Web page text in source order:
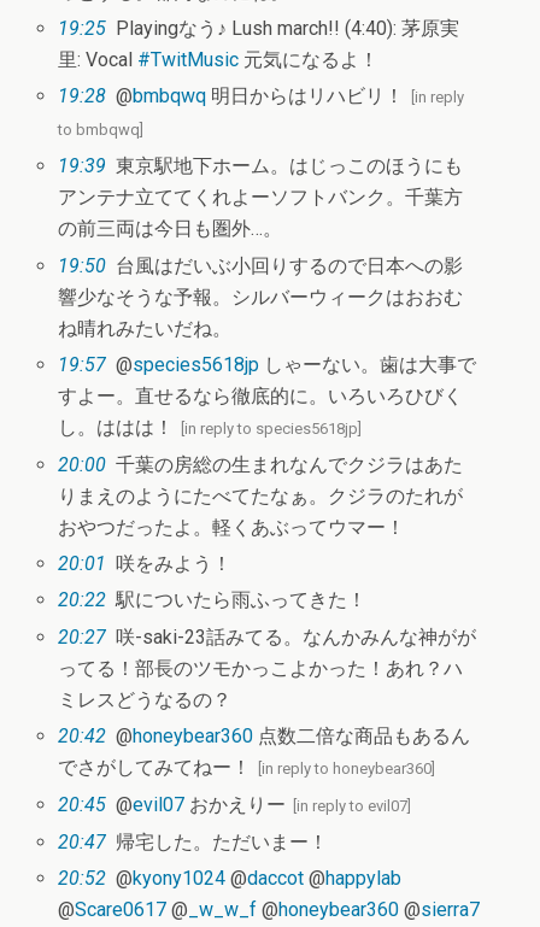
19:25 Playingなう♪ Lush march!! (4:40): 茅原実
里: Vocal #TwitMusic 元気になるよ！
19:28 @bmbqwq 明日からはリハビリ！
in reply
to bmbqwq
19:39 東京駅地下ホーム。はじっこのほうにも
アンテナ立ててくれよーソフトバンク。千葉方
の前三両は今日も圏外…。
19:50 台風はだいぶ小回りするので日本への影
響少なそうな予報。シルバーウィークはおおむ
ね晴れみたいだね。
19:57 @species5618jp しゃーない。歯は大事で
すよー。直せるなら徹底的に。いろいろひびく
し。ははは！
in reply to species5618jp
20:00 千葉の房総の生まれなんでクジラはあた
りまえのようにたべてたなぁ。クジラのたれが
おやつだったよ。軽くあぶってウマー！
20:01 咲をみよう！
20:22 駅についたら雨ふってきた！
20:27 咲-saki-23話みてる。なんかみんな神がが
ってる！部長のツモかっこよかった！あれ？ハ
ミレスどうなるの？
20:42 @honeybear360 点数二倍な商品もあるん
でさがしてみてねー！
[in reply to honeybear360]
20:45 @evil07 おかえりー in reply to evil07
20:47 帰宅した。ただいまー！
20:52 @kyony1024 @daccot @happylab
@Scare0617 @ _w_w_f @honeybear360 @sierra7